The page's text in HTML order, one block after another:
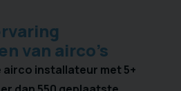
van airco’s
installateur met 5+